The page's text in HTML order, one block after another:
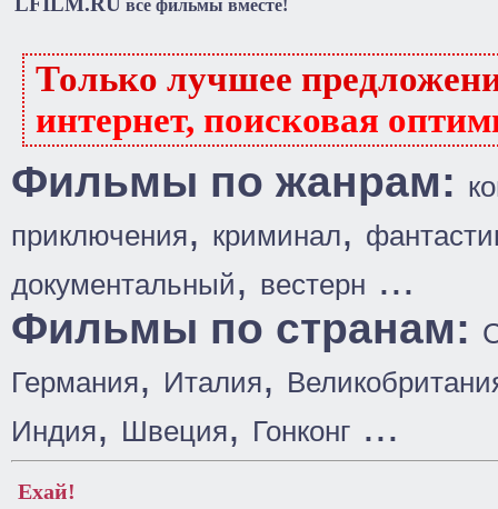
все фильмы вместе!
Только лучшее
интернет, поисковая
Фильмы по жанрам:
приключения, криминал,
документальный, вестерн ...
Фильмы по странам:
Германия, Италия,
Индия, Швеция, Гонконг ...
Ехай!